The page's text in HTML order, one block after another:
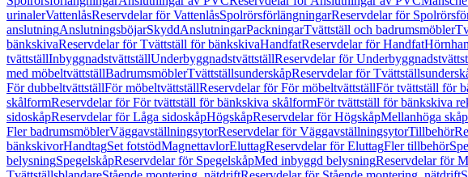
urinalerVattenlåsReservdelar för VattenlåsSpolrörsförlängningarReservdelar för
anslutningAnslutningsböjarSkyddAnslutningarPackningarTvättställ och badrumsmöbler
bänkskivaReservdelar för Tvättställ för bänkskivaHandfatReservdelar för Handfat
tvättställInbyggnadstvättställUnderbyggnadstvättställReservdelar för
med möbeltvättställBadrumsmöblerTvättställsunderskåpReservdelar för
För dubbeltvättställFör möbeltvättställReservdelar för För möbeltvättställFör tvättställ för
skålformReservdelar för För tvättställ för bänkskiva skålformFör tvättställ för bänkskiva
sidoskåpReservdelar för Låga sidoskåpHögskåpReservdelar för HögskåpMellanhöga skåp
Fler badrumsmöblerVäggavställningsytorReservdelar för VäggavställningsytorTillbehör
bänkskivorHandtagSet fotstödMagnettavlorEluttagReservdelar för EluttagFler tillbehör
belysningSpegelskåpReservdelar för SpegelskåpMed inbyggd belysningReservdelar för